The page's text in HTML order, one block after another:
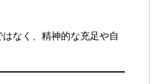
なく、精神的な充足や自